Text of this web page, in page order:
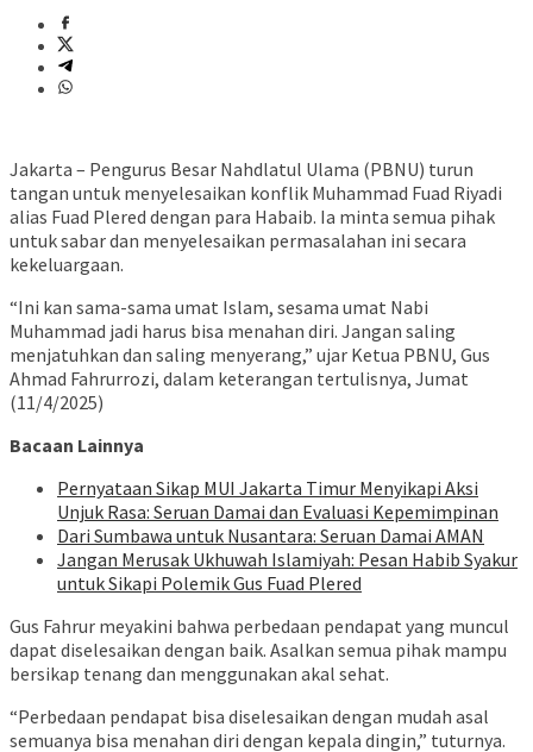
Jakarta – Pengurus Besar Nahdlatul Ulama (PBNU) turun
tangan untuk menyelesaikan konflik Muhammad Fuad Riyadi
alias Fuad Plered dengan para Habaib. Ia minta semua pihak
untuk sabar dan menyelesaikan permasalahan ini secara
kekeluargaan.
“Ini kan sama-sama umat Islam, sesama umat Nabi
Muhammad jadi harus bisa menahan diri. Jangan saling
menjatuhkan dan saling menyerang,” ujar Ketua PBNU, Gus
Ahmad Fahrurrozi, dalam keterangan tertulisnya, Jumat
(11/4/2025)
Bacaan Lainnya
Pernyataan Sikap MUI Jakarta Timur Menyikapi Aksi
Unjuk Rasa: Seruan Damai dan Evaluasi Kepemimpinan
Dari Sumbawa untuk Nusantara: Seruan Damai AMAN
Jangan Merusak Ukhuwah Islamiyah: Pesan Habib Syakur
untuk Sikapi Polemik Gus Fuad Plered
Gus Fahrur meyakini bahwa perbedaan pendapat yang muncul
dapat diselesaikan dengan baik. Asalkan semua pihak mampu
bersikap tenang dan menggunakan akal sehat.
“Perbedaan pendapat bisa diselesaikan dengan mudah asal
semuanya bisa menahan diri dengan kepala dingin,” tuturnya.